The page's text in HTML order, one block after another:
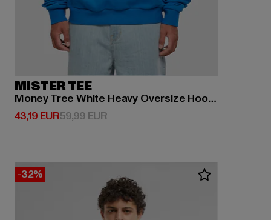
MISTER TEE
Money Tree White Heavy Oversize Hoody
43,19 EUR
Derzeitiger Preis: 43,19 EUR
59,99 EURAktionspreis: 59,99 EUR
-32%